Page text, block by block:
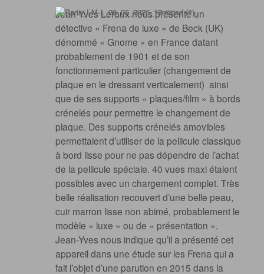
Jean-Yves Leroux nous présente un
détective « Frena de luxe » de Beck (UK)
dénommé « Gnome » en France datant
probablement de 1901 et de son
fonctionnement particulier (changement de
plaque en le dressant verticalement) ainsi
que de ses supports « plaques/film » à bords
crénelés pour permettre le changement de
plaque. Des supports crénelés amovibles
permettaient d’utiliser de la pellicule classique
à bord lisse pour ne pas dépendre de l’achat
de la pellicule spéciale. 40 vues maxi étaient
possibles avec un chargement complet. Très
belle réalisation recouvert d’une belle peau,
cuir marron lisse non abimé, probablement le
modèle « luxe » ou de « présentation ».
Jean-Yves nous indique qu’il a présenté cet
appareil dans une étude sur les Frena qui a
fait l’objet d’une parution en 2015 dans la